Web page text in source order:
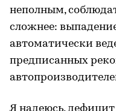
неполным,
сложнее:
автоматически
предписанных